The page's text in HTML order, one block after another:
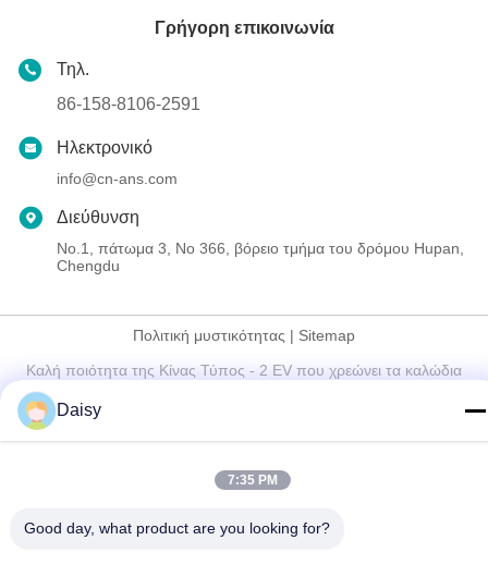
Γρήγορη επικοινωνία
Τηλ.
86-158-8106-2591
Ηλεκτρονικό
info@cn-ans.com
Διεύθυνση
No.1, πάτωμα 3, Νο 366, βόρειο τμήμα του δρόμου Hupan,
Chengdu
Πολιτική μυστικότητας | Sitemap
Καλή ποιότητα της Κίνας Τύπος - 2 EV που χρεώνει τα καλώδια
Προμηθευτής. Πνευματικά δικαιώματα © 2021-2026 Chengdu
Honors Technology Co.,Ltd . Διατηρούνται όλα τα πνευματικά
Daisy
7:35 PM
Good day, what product are you looking for?